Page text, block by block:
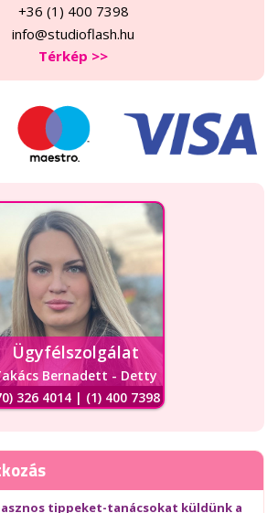
+36 (1) 400 7398
info@studioflash.hu
Térkép >>
Ügyfélszolgálat
Bernadett - Detty
326 4014 | (1) 400 7398
tippeket-tanácsokat küldünk a